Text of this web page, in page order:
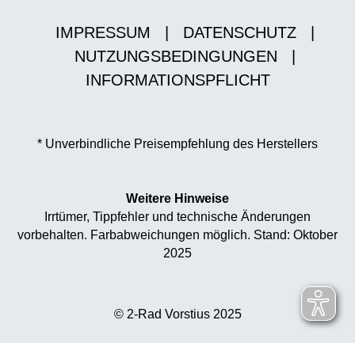
IMPRESSUM DATENSCHUTZ
NUTZUNGSBEDINGUNGEN
INFORMATIONSPFLICHT
* Unverbindliche Preisempfehlung des Herstellers
Weitere Hinweise
Irrtümer, Tippfehler und technische Änderungen
vorbehalten. Farbabweichungen möglich. Stand: Oktober
2025
© 2-Rad Vorstius 2025